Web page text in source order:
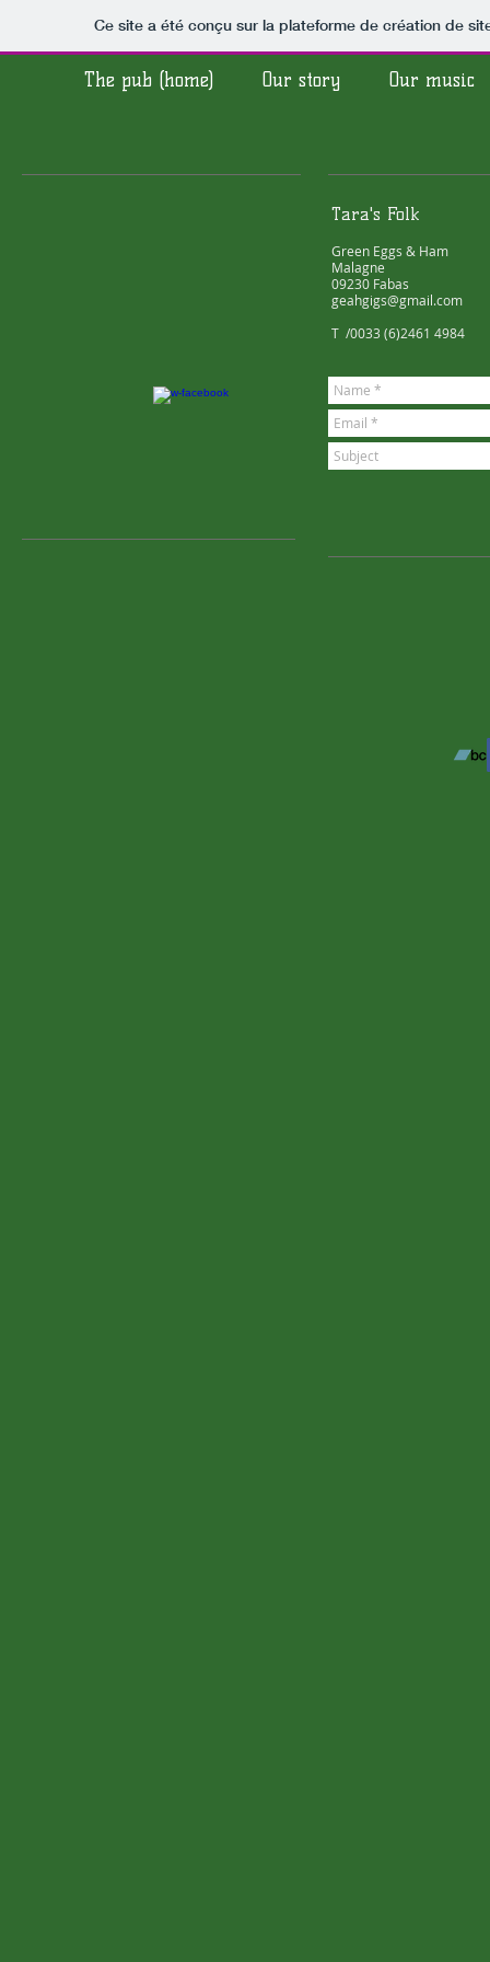
Ce site a été conçu sur la plateforme de création de
The pub (home) Our story Our music
Tara's Folk
Green Eggs & Ham
Malagne
09230 Fabas
geahgigs@gmail.com
T /0033 (6)2461 4984